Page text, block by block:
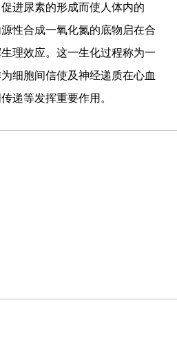
进尿素的形成而使人体内的
性合成一氧化氮的底物启在合
理效应。这一生化过程称为一
细胞间信使及神经递质在心血
递等发挥重要作用。